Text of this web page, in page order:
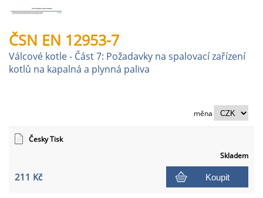
ČSN EN 12953-7
Válcové kotle - Část 7: Požadavky na spalovací zařízení
kotlů na kapalná a plynná paliva
měna
Česky Tisk
Skladem
211 Kč Koupit